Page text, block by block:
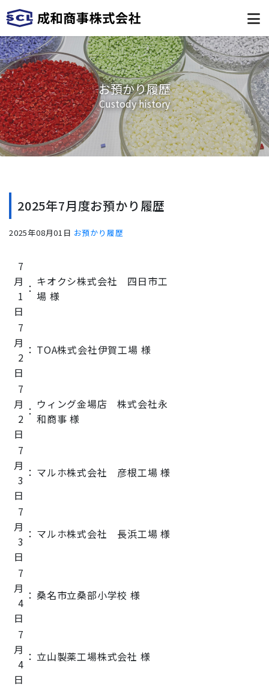
お預かり履歴
Custody history
2025年7月度お預かり履歴
2025年08月01日 お預かり履歴
7
月
1
日
： キオクシ株式会社 四日市工
場 様
7
月
2
日
： TOA株式会社伊賀工場 様
7
月
2
日
： ウィング金場店 株式会社永
和商事 様
7
月
3
日
： マルホ株式会社 彦根工場 様
7
月
3
日
： マルホ株式会社 長浜工場 様
7
月
4
日
： 桑名市立桑部小学校 様
7
月
4
日
： 立山製薬工場株式会社 様